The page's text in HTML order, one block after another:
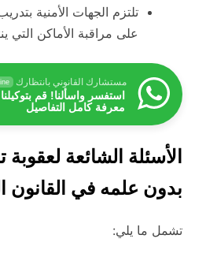
تلتزم الجهات الأمنية
على مراقبة الأماكن التي
مستشارك القانوني بانتظارك
استفسر واسألنا! قم
معرفة كامل التفاصيل
الأسئلة الشائعة
بدون علمه في القانون
تشمل ما يلي: